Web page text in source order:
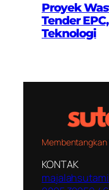
Proyek
Tender
Teknologi
KONTAK